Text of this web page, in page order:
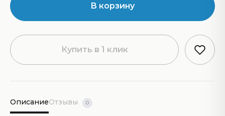
В корзину
Купить в 1 клик
ОписаниеОтзывы 0